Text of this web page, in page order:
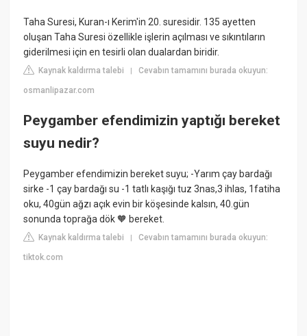
Taha Suresi, Kuran-ı Kerim'in 20. suresidir. 135 ayetten
oluşan Taha Suresi özellikle işlerin açılması ve sıkıntıların
giderilmesi için en tesirli olan dualardan biridir.
Kaynak kaldırma talebi |Cevabın tamamını burada okuyun:
osmanlipazar.com
Peygamber efendimizin yaptığı bereket
suyu nedir?
Peygamber efendimizin bereket suyu; -Yarım çay bardağı
sirke -1 çay bardağı su -1 tatlı kaşığı tuz 3nas,3 ihlas, 1fatiha
oku, 40gün ağzı açık evin bir köşesinde kalsın, 40.gün
sonunda toprağa dök 🧡 bereket.
Kaynak kaldırma talebi |Cevabın tamamını burada okuyun:
tiktok.com